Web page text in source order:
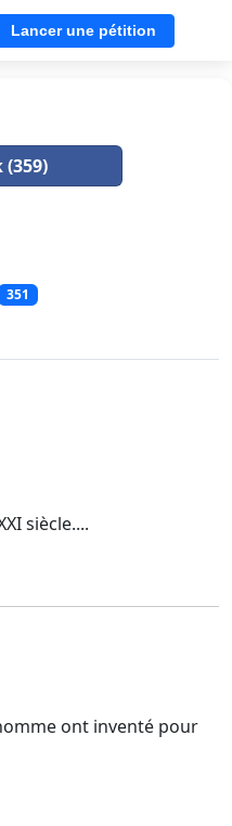
Lancer une pétition
351
siècle....
ont inventé pour